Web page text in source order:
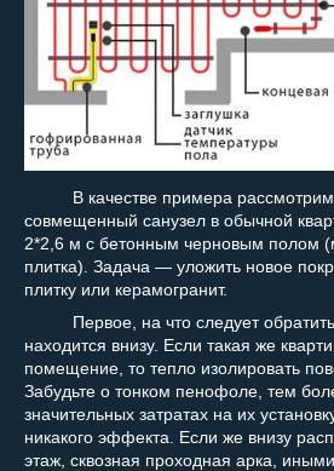
В качестве примера рассмотрим
совмещенный санузел в обычной
2*2,6 м с бетонным черновым полом
плитка). Задача — уложить новое
плитку или керамогранит.
Первое, на что следует
находится внизу. Если такая же
помещение, то тепло изолировать
Забудьте о тонком пенофоле, тем
значительных затратах на их
никакого эффекта. Если же внизу
этаж, сквозная проходная арка,